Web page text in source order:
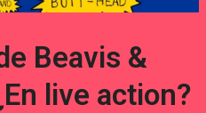
Beavis &
live action?